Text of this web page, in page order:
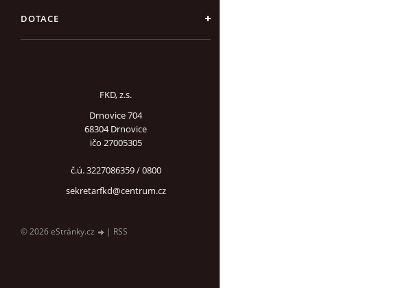
DOTACE
FKD, z.s.
Drnovice 704
68304 Drnovice
ičo 27005305
č.ú. 3227086359 / 0800
sekretarfkd@centrum.cz
© 2026 eStránky.cz | RSS